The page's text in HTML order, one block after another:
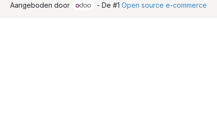
Aangeboden door - De #1Open source e-commerce